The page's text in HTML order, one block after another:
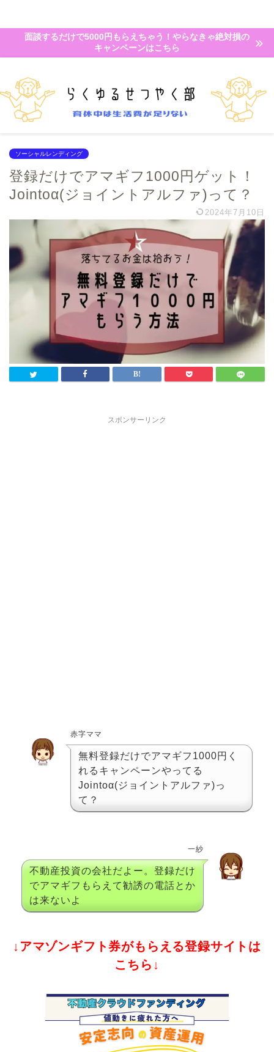
面談するだけで5000円もらえちゃう！やらなきゃ絶対損の
キャンペーンはこちら
ソーシャルレンディング
登録だけでアマギフ1000円ゲット！
Jointoα(ジョイントアルファ)って？
2024年7月10日
スポンサーリンク
赤字ママ
無料登録だけでアマギフ1000円く
れるキャンペーンやってる
Jointoα(ジョイントアルファ)っ
て？
一紗
不動産投資の会社だよー。登録だけ
でアマギフもらえて勧誘の電話とか
は来ないよ
↓アマゾンギフト券がもらえる登録サイトは
こちら↓